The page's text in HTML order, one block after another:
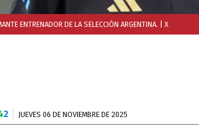
ENTRENADOR DE LA SELECCIÓN ARGENTINA. | X
2 JUEVES 06 DE NOVIEMBRE DE 2025